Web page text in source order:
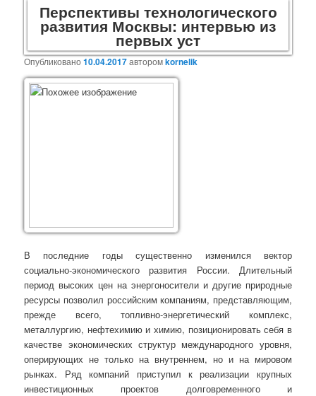
Перспективы технологического
развития Москвы: интервью из
первых уст
Опубликовано10.04.2017авторомkornelik
В последние годы существенно изменился вектор
социально-экономического развития России. Длительный
период высоких цен на энергоносители и другие природные
ресурсы позволил российским компаниям, представляющим,
прежде всего, топливно-энергетический комплекс,
металлургию, нефтехимию и химию, позиционировать себя в
качестве экономических структур международного уровня,
оперирующих не только на внутреннем, но и на мировом
рынках. Ряд компаний приступил к реализации крупных
инвестиционных проектов долговременного и